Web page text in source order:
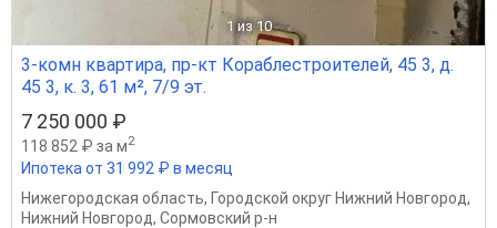
1 из 10
3-комн квартира, пр-кт Кораблестроителей, 45 3, д.
45 3, к. 3, 61 м², 7/9 эт.
7 250 000 ₽
118 852 ₽ за м2
Ипотека от 31 992 ₽ в месяц
Нижегородская область, Городской округ Нижний Новгород,
Нижний Новгород, Сормовский р-н